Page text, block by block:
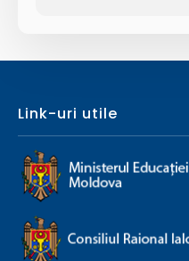
Link-uri utile